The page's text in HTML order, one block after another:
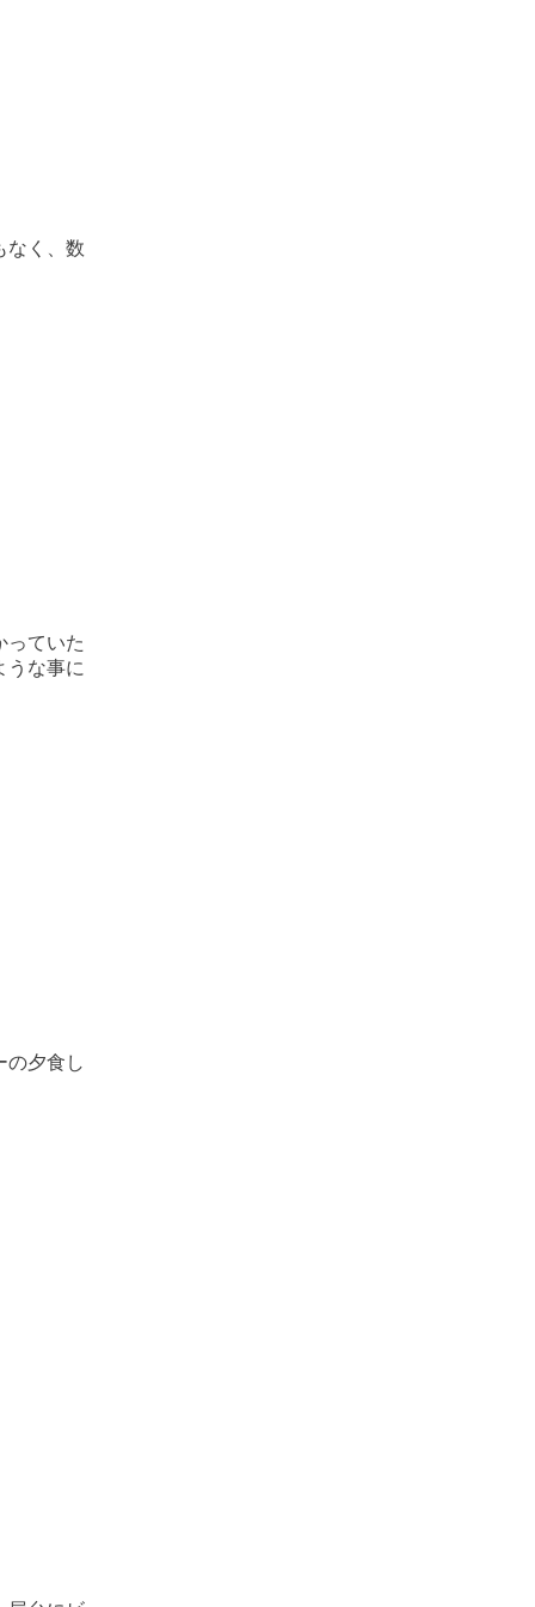
なく、数
ていた
うな事に
夕食し